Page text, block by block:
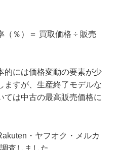
％）＝ 買取価格 ÷ 販売
的には価格変動の要素が少
ますが、生産終了モデルな
ては中古の最高販売価格に
・ヤフオク・メルカ
査しました。